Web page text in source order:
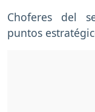
Choferes del
puntos